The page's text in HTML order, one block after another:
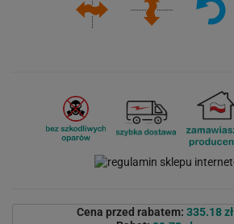
Cena przed rabatem: 335.18 zł